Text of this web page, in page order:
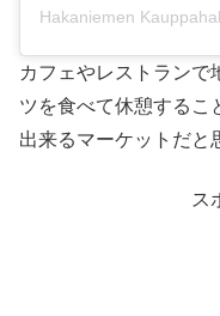
カフェやレストランで
ツを食べて休憩するこ
出来るマーケットだと
ス